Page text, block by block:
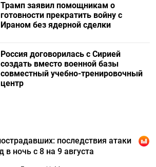
Трамп заявил помощникам о
готовности прекратить войну с
Ираном без ядерной сделки
Россия договорилась с Сирией
создать вместо военной базы
совместный учебно-тренировочный
центр